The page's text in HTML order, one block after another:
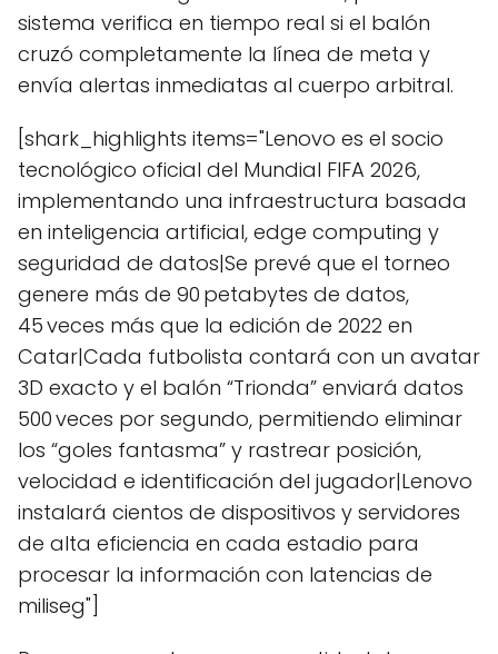
sistema verifica en tiempo real si el balón
cruzó completamente la línea de meta y
envía alertas inmediatas al cuerpo arbitral.
[shark_highlights items="Lenovo es el socio
tecnológico oficial del Mundial FIFA 2026,
implementando una infraestructura basada
en inteligencia artificial, edge computing y
seguridad de datos|Se prevé que el torneo
genere más de 90 petabytes de datos,
45 veces más que la edición de 2022 en
Catar|Cada futbolista contará con un avatar
3D exacto y el balón “Trionda” enviará datos
500 veces por segundo, permitiendo eliminar
los “goles fantasma” y rastrear posición,
velocidad e identificación del jugador|Lenovo
instalará cientos de dispositivos y servidores
de alta eficiencia en cada estadio para
procesar la información con latencias de
miliseg"]